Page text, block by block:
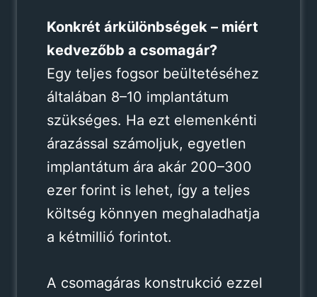
Konkrét árkülönbségek – miért
kedvezőbb a csomagár?
Egy teljes fogsor beültetéséhez
általában 8–10 implantátum
szükséges. Ha ezt elemenkénti
árazással számoljuk, egyetlen
implantátum ára akár 200–300
ezer forint is lehet, így a teljes
költség könnyen meghaladhatja
a kétmillió forintot.
A csomagáras konstrukció ezzel